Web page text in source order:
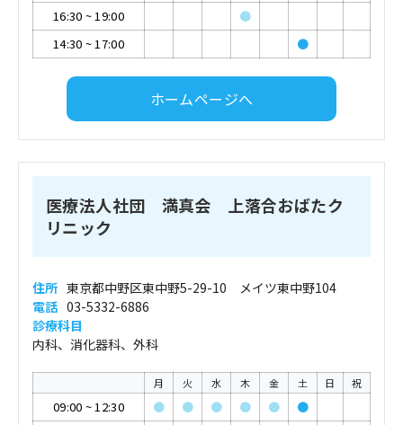
16:30 ~19:00
●
14:30 ~17:00 ●
ホームページへ
医療法人社団 満真会 上落合おばたク
リニック
住所 東京都中野区東中野5-29-10 メイツ東中野104
電話 03-5332-6886
診療科目
内科、消化器科、外科
月 火 水 木 金 土 日 祝
09:00 ~12:30 ● ● ● ● ●
●